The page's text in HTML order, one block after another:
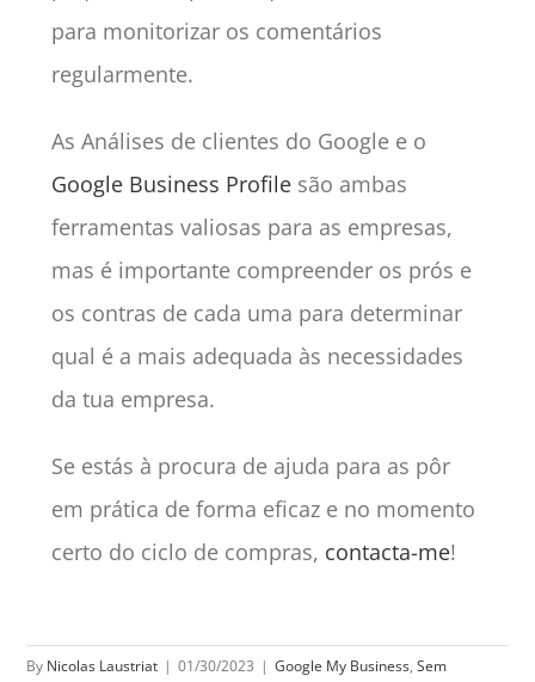
para monitorizar os comentários
regularmente.
As Análises de clientes do Google e o
Google Business Profilesão ambas
ferramentas valiosas para as empresas,
mas é importante compreender os prós e
os contras de cada uma para determinar
qual é a mais adequada às necessidades
da tua empresa.
Se estás à procura de ajuda para as pôr
em prática de forma eficaz e no momento
certo do ciclo de compras, contacta-me!
By Nicolas Laustriat | 01/30/2023 | Google My Business,Sem